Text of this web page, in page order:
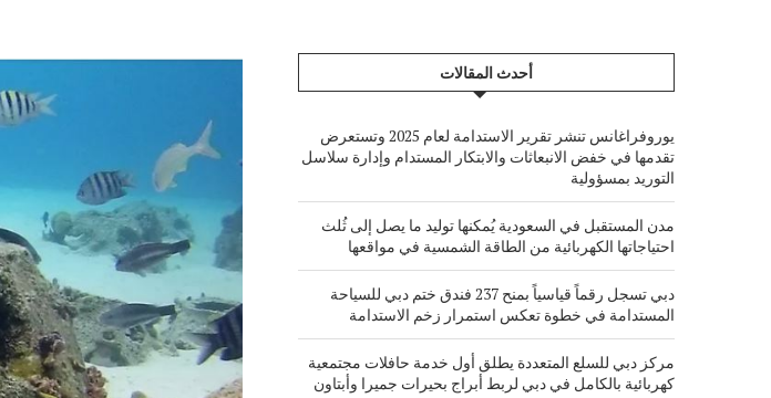
أحدث المقالات
يوروفراغانس تنشر تقرير الاستدامة لعام 2025 وتستعرض
تقدمها في خفض الانبعاثات والابتكار المستدام وإدارة سلاسل
التوريد بمسؤولية
مدن المستقبل في السعودية يُمكنها توليد ما يصل إلى ثُلث
احتياجاتها الكهربائية من الطاقة الشمسية في مواقعها
دبي تسجل رقماً قياسياً بمنح 237 فندق ختم دبي للسياحة
المستدامة في خطوة تعكس استمرار زخم الاستدامة
مركز دبي للسلع المتعددة يطلق أول خدمة حافلات مجتمعية
كهربائية بالكامل في دبي لربط أبراج بحيرات جميرا وأبتاون